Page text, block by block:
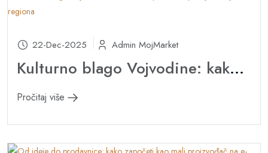
22-Dec-2025 Admin MojMarket
Kulturno blago Vojvodine: kako lokalni proizvodi pričaju istoriju regiona
Pročitaj više